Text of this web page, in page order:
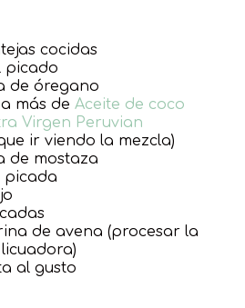
cocidas
picado
de óregano
más de Aceite de coco
Virgen Peruvian
ir viendo la mezcla)
de mostaza
de avena (procesar la
al gusto